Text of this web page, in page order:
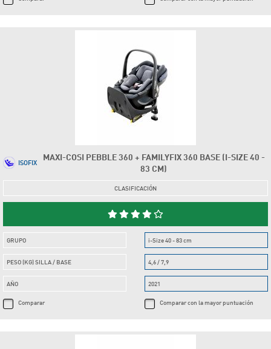
MAXI-COSI PEBBLE 360 + FAMILYFIX 360 BASE (I-SIZE 40 -
83 CM)
ISOFIX
CLASIFICACIÓN
GRUPO
PESO (KG) SILLA / BASE
AÑO
Comparar
i-Size 40 - 83 cm
4,6 / 7,9
2021
Comparar con la mayor puntuación